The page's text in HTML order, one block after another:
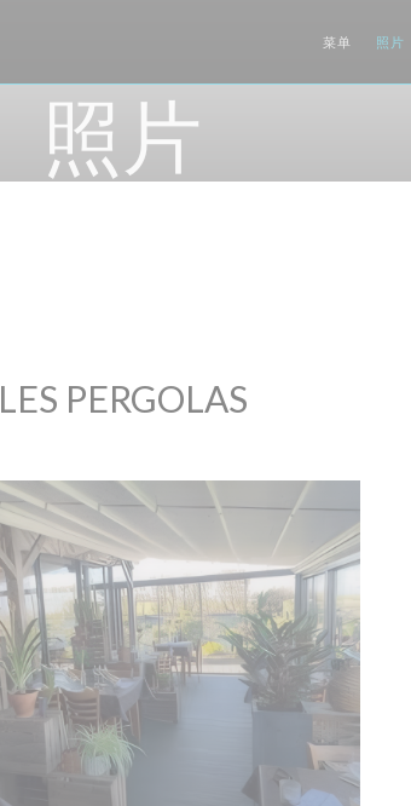
菜单 照片
照片
LES PERGOLAS